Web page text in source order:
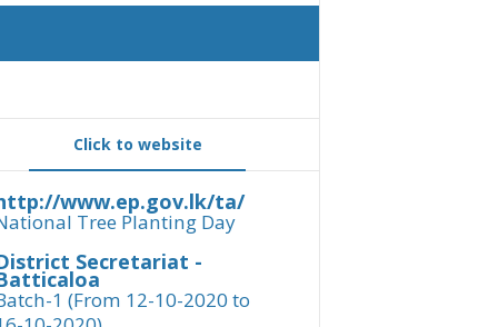
Click to website
www.ep.gov.lk/ta/
Tree Planting Day
Secretariat -
1 (From 12-10-2020 to